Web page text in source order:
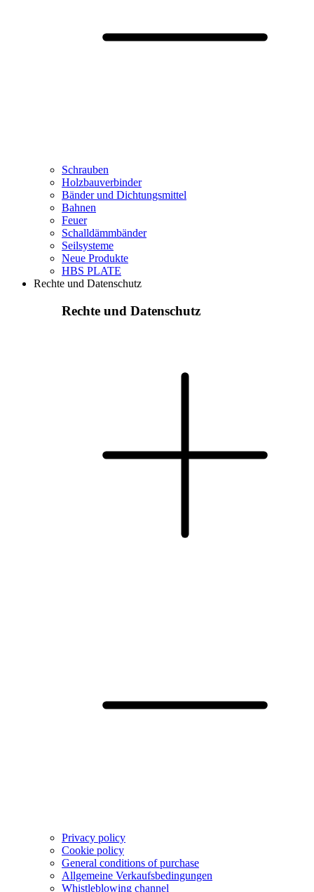
Schrauben
Holzbauverbinder
Bänder und Dichtungsmittel
Bahnen
Feuer
Schalldämmbänder
Seilsysteme
Neue Produkte
HBS PLATE
Rechte und Datenschutz
Rechte und Datenschutz
Privacy policy
Cookie policy
General conditions of purchase
Allgemeine Verkaufsbedingungen
Whistleblowing channel